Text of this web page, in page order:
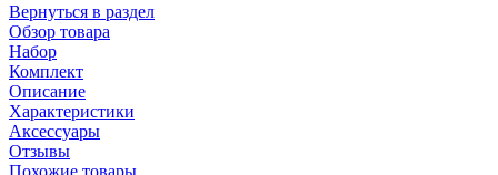
Вернуться в раздел
Обзор товара
Набор
Комплект
Описание
Характеристики
Аксессуары
Отзывы
Похожие товары